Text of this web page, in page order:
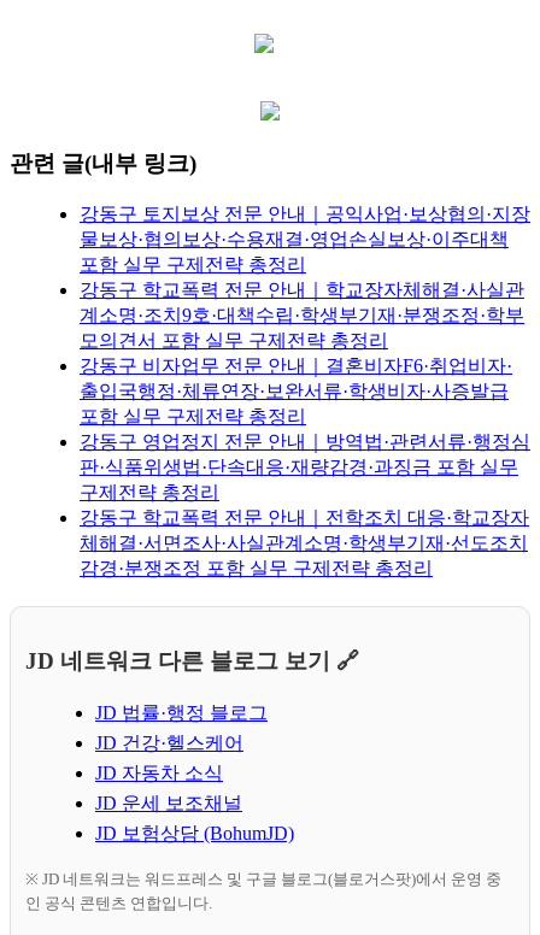
관련 글(내부 링크)
강동구 토지보상 전문 안내｜공익사업·보상협의·지장
물보상·협의보상·수용재결·영업손실보상·이주대책
포함 실무 구제전략 총정리
강동구 학교폭력 전문 안내｜학교장자체해결·사실관
계소명·조치9호·대책수립·학생부기재·분쟁조정·학부
모의견서 포함 실무 구제전략 총정리
강동구 비자업무 전문 안내｜결혼비자F6·취업비자·
출입국행정·체류연장·보완서류·학생비자·사증발급
포함 실무 구제전략 총정리
강동구 영업정지 전문 안내｜방역법·관련서류·행정심
판·식품위생법·단속대응·재량감경·과징금 포함 실무
구제전략 총정리
강동구 학교폭력 전문 안내｜전학조치 대응·학교장자
체해결·서면조사·사실관계소명·학생부기재·선도조치
감경·분쟁조정 포함 실무 구제전략 총정리
JD 네트워크 다른 블로그 보기 🔗
JD 법률·행정 블로그
JD 건강·헬스케어
JD 자동차 소식
JD 운세 보조채널
JD 보험상담 (BohumJD)
※ JD 네트워크는 워드프레스 및 구글 블로그(블로거스팟)에서 운영 중
인 공식 콘텐츠 연합입니다.